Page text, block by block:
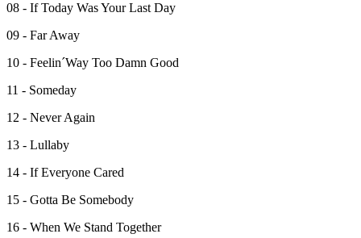
08 - If Today Was Your Last Day
09 - Far Away
10 - Feelin´Way Too Damn Good
11 - Someday
12 - Never Again
13 - Lullaby
14 - If Everyone Cared
15 - Gotta Be Somebody
16 - When We Stand Together